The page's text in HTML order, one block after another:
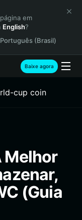
em
English?
(Brasil)
Baixe agora
cup coin
Melhor
(Guia